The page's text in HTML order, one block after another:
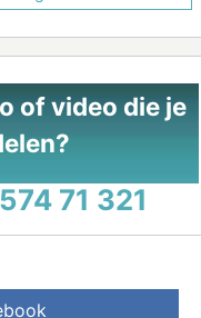
of video die je
71 321